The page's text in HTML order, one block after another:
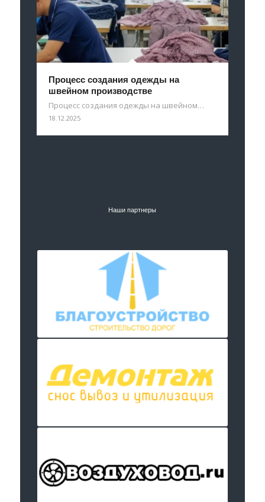
Процесс создания одежды на
швейном производстве
Процесс создания одежды на швейном…
18.12.2025
Наши партнеры